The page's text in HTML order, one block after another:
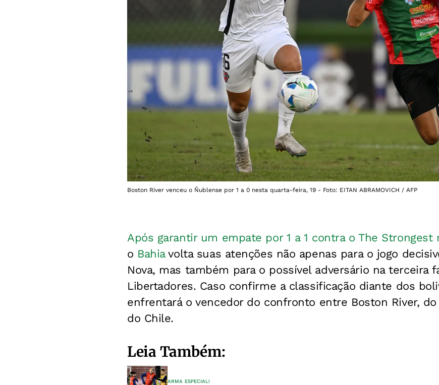
Boston River venceu o Ñublense por 1 a 0 nesta quarta-feira, 19 - Foto: EITAN ABRAMOVICH / AFP
Após garantir um empate por 1 a 1 contra o The Strongest
o Bahiavolta suas atenções não apenas para o jogo
Nova, mas também para o possível adversário na terceira
Libertadores. Caso confirme a classificação diante dos
enfrentará o vencedor do confronto entre Boston River,
do Chile.
Leia Também:
ARMA ESPECIAL!